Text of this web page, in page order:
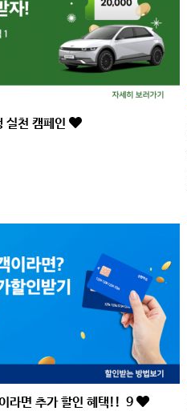
실천 캠페인
라면 추가 할인 혜택!! 9